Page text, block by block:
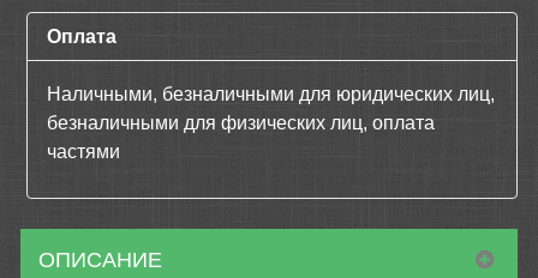
Оплата
Наличными, безналичными для юридических лиц,
безналичными для физических лиц, оплата
частями
ОПИСАНИЕ